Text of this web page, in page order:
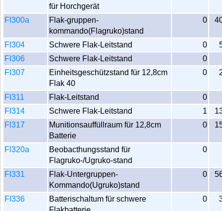
für Horchgerät
Fl300a
Flak-gruppen-
kommando(Flagruko)stand
0
Fl304 Schwere Flak-Leitstand 0
Fl306
Schwere Flak-Leitstand
0
Fl307
Einheitsgeschützstand für 12,8cm
Flak 40
0
Fl311 Flak-Leitstand
0
Fl314
Schwere Flak-Leitstand 1
Fl317
Munitionsauffüllraum für 12,8cm
Batterie
0
Fl320a
Beobacthungsstand für
Flagruko-/Ugruko-stand
0
Fl331
Flak-Untergruppen-
Kommando(Ugruko)stand
0
Fl336
Batterischaltum für schwere
0